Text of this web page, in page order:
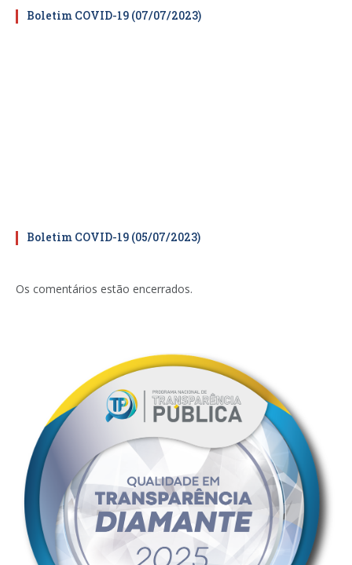
Boletim COVID-19 (07/07/2023)
Boletim COVID-19 (05/07/2023)
Os comentários estão encerrados.